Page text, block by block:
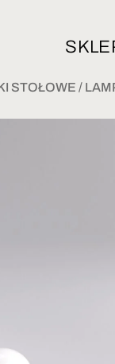
STOŁOWE /